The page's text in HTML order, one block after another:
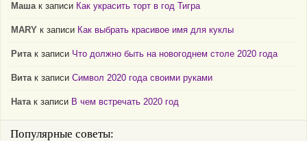
Машак записи Как украсить торт в год Тигра
MARY к записи Как выбрать красивое имя для куклы
Ритак записи Что должно быть на новогоднем столе 2020 года
Витак записи Символ 2020 года своими руками
Натак записи В чем встречать 2020 год
Популярные советы: